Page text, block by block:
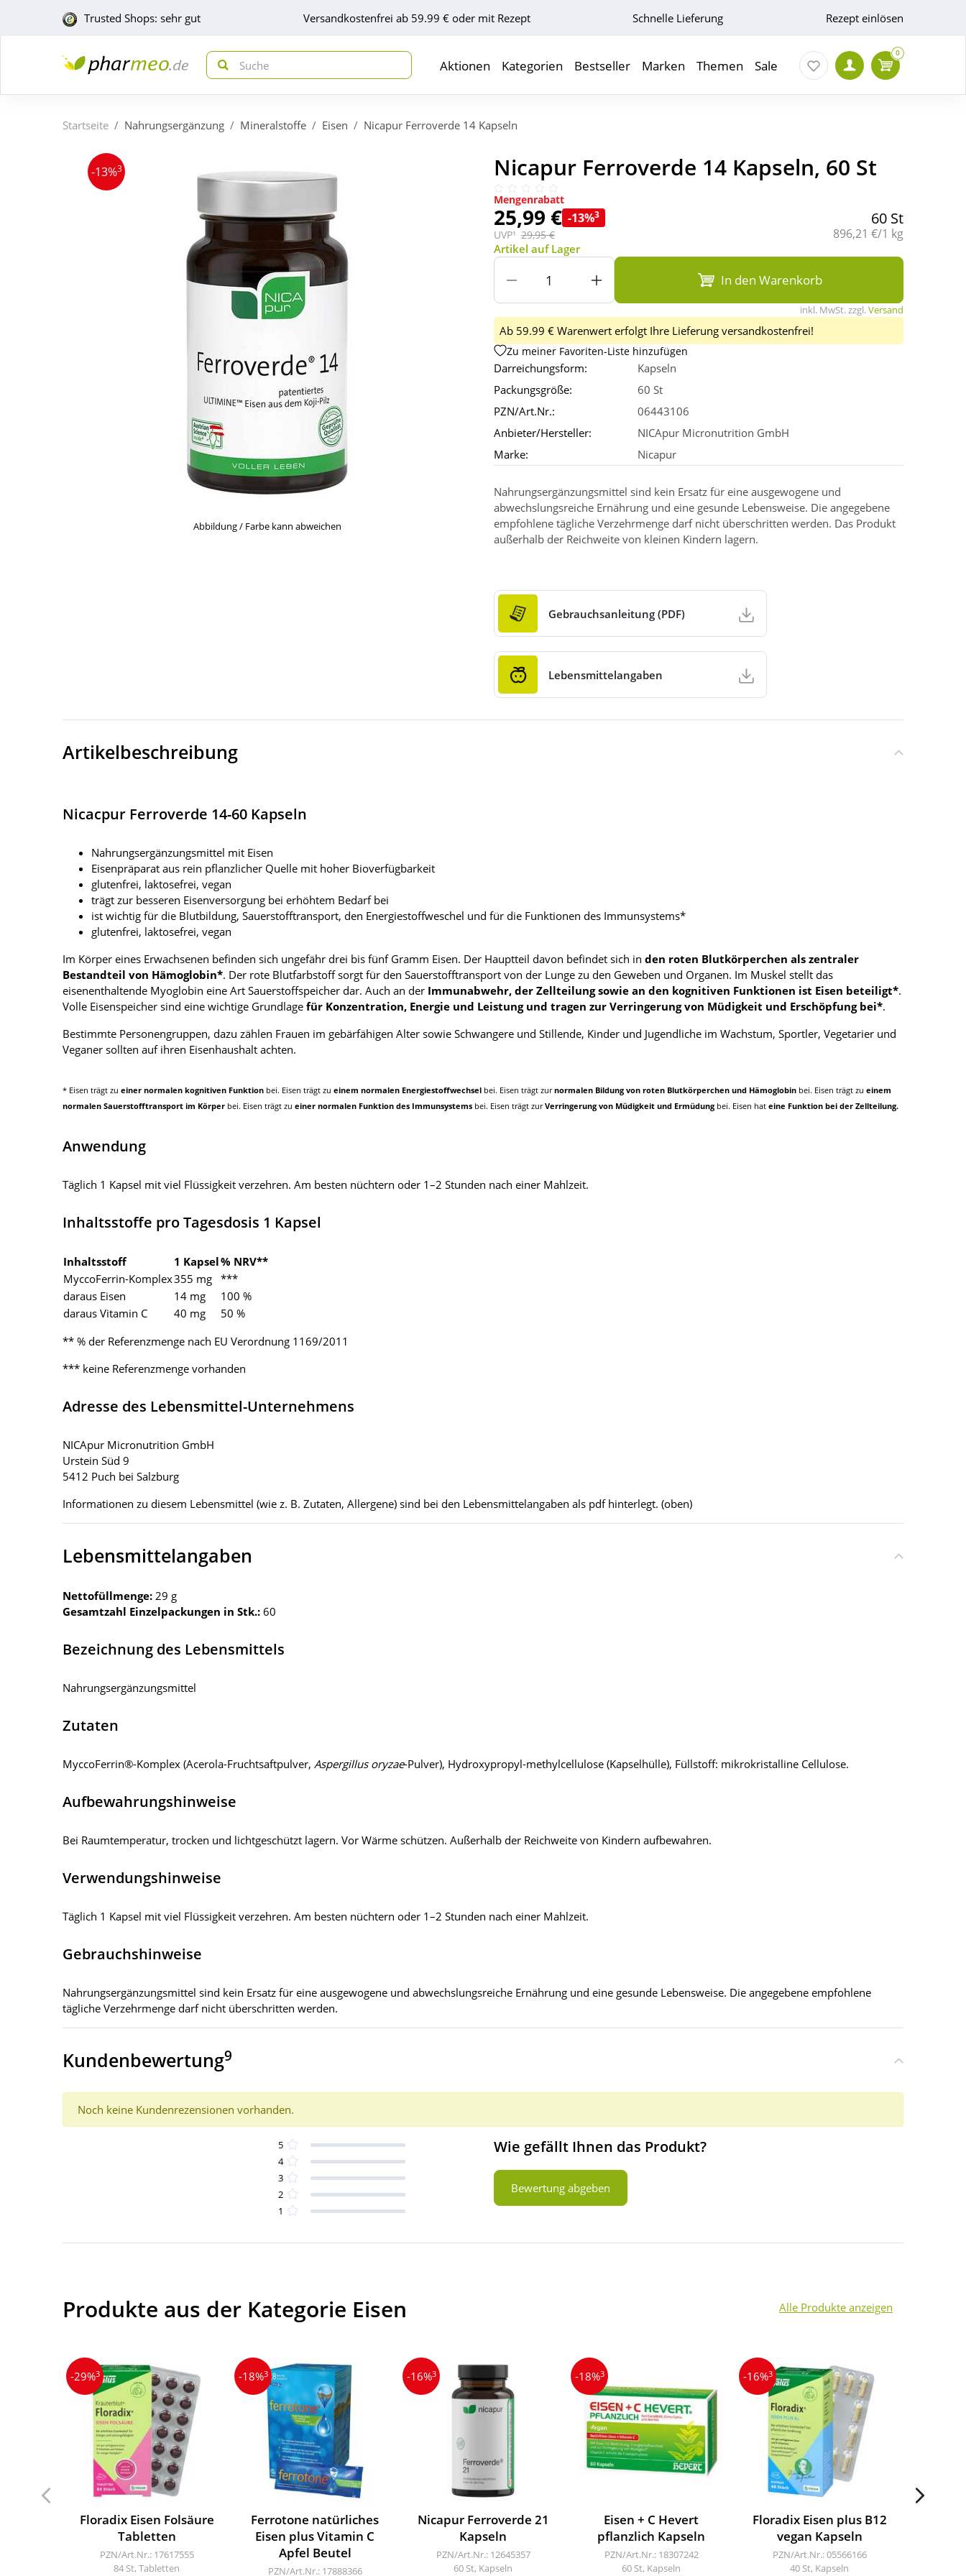
Trusted Shops: sehr gut Versandkostenfrei ab 59.99 € oder mit Rezept Schnelle Lieferung Rezept einlösen
Aktionen Kategorien Bestseller Marken Themen Sale
0
Startseite Nahrungsergänzung Mineralstoffe Eisen Nicapur Ferroverde 14 Kapseln
-13%3
Abbildung / Farbe kann abweichen
Nicapur Ferroverde 14 Kapseln, 60 St
Mengenrabatt
25,99 € -13%3
UVP¹ 29,95 €
60 St
Grundpreis:
896,21 €/1 kg
Artikel auf Lager
In den Warenkorb
inkl. MwSt. zzgl.Versand
Ab 59.99 € Warenwert erfolgt Ihre Lieferung versandkostenfrei!
Zu meiner Favoriten-Liste hinzufügen
Darreichungsform:
Kapseln
Packungsgröße:
60 St
PZN/Art.Nr.:
06443106
Anbieter/Hersteller:
NICApur Micronutrition GmbH
Marke:
Nicapur
Nahrungsergänzungsmittel sind kein Ersatz für eine ausgewogene und
abwechslungsreiche Ernährung und eine gesunde Lebensweise. Die angegebene
empfohlene tägliche Verzehrmenge darf nicht überschritten werden. Das Produkt
außerhalb der Reichweite von kleinen Kindern lagern.
Gebrauchsanleitung (PDF)
Lebensmittelangaben
Artikelbeschreibung
Nicacpur Ferroverde 14-60 Kapseln
Nahrungsergänzungsmittel mit Eisen
Eisenpräparat aus rein pflanzlicher Quelle mit hoher Bioverfügbarkeit
glutenfrei, laktosefrei, vegan
trägt zur besseren Eisenversorgung bei erhöhtem Bedarf bei
ist wichtig für die Blutbildung, Sauerstofftransport, den Energiestoffweschel und für die Funktionen des Immunsystems*
glutenfrei, laktosefrei, vegan
Im Körper eines Erwachsenen befinden sich ungefähr drei bis fünf Gramm Eisen. Der Hauptteil davon befindet sich in den roten Blutkörperchen als zentraler
Bestandteil von Hämoglobin*. Der rote Blutfarbstoff sorgt für den Sauerstofftransport von der Lunge zu den Geweben und Organen. Im Muskel stellt das
eisenenthaltende Myoglobin eine Art Sauerstoffspeicher dar. Auch an der Immunabwehr, der Zellteilung sowie an den kognitiven Funktionen ist Eisen beteiligt*.
Volle Eisenspeicher sind eine wichtige Grundlage für Konzentration, Energie und Leistung und tragen zur Verringerung von Müdigkeit und Erschöpfung bei*.
Bestimmte Personengruppen, dazu zählen Frauen im gebärfähigen Alter sowie Schwangere und Stillende, Kinder und Jugendliche im Wachstum, Sportler, Vegetarier und
Veganer sollten auf ihren Eisenhaushalt achten.
* Eisen trägt zu einer normalen kognitiven Funktion bei. Eisen trägt zu einem normalen Energiestoffwechsel bei. Eisen trägt zurnormalen Bildung von roten Blutkörperchen und Hämoglobin bei. Eisen trägt zu einem
normalen Sauerstofftransport im Körper bei. Eisen trägt zu einer normalen Funktion des Immunsystems bei. Eisen trägt zurVerringerung von Müdigkeit und Ermüdung bei. Eisen hat eine Funktion bei der Zellteilung.
Anwendung
Täglich 1 Kapsel mit viel Flüssigkeit verzehren. Am besten nüchtern oder 1–2 Stunden nach einer Mahlzeit.
Inhaltsstoffe pro Tagesdosis 1 Kapsel
Inhaltsstoff 1 Kapsel% NRV**
MyccoFerrin-Komplex355 mg ***
daraus Eisen
14 mg
100 %
daraus Vitamin C
40 mg
50 %
** % der Referenzmenge nach EU Verordnung 1169/2011
*** keine Referenzmenge vorhanden
Adresse des Lebensmittel-Unternehmens
NICApur Micronutrition GmbH
Urstein Süd 9
5412 Puch bei Salzburg
Informationen zu diesem Lebensmittel (wie z. B. Zutaten, Allergene) sind bei den Lebensmittelangaben als pdf hinterlegt. (oben)
Lebensmittelangaben
Nettofüllmenge: 29 g
Gesamtzahl Einzelpackungen in Stk.: 60
Bezeichnung des Lebensmittels
Nahrungsergänzungsmittel
Zutaten
MyccoFerrin®-Komplex (Acerola-Fruchtsaftpulver, Aspergillus oryzae-Pulver), Hydroxypropyl-methylcellulose (Kapselhülle), Füllstoff: mikrokristalline Cellulose.
Aufbewahrungshinweise
Bei Raumtemperatur, trocken und lichtgeschützt lagern. Vor Wärme schützen. Außerhalb der Reichweite von Kindern aufbewahren.
Verwendungshinweise
Täglich 1 Kapsel mit viel Flüssigkeit verzehren. Am besten nüchtern oder 1–2 Stunden nach einer Mahlzeit.
Gebrauchshinweise
Nahrungsergänzungsmittel sind kein Ersatz für eine ausgewogene und abwechslungsreiche Ernährung und eine gesunde Lebensweise. Die angegebene empfohlene
tägliche Verzehrmenge darf nicht überschritten werden.
Kundenbewertung9
Noch keine Kundenrezensionen vorhanden.
5
4
3
2
1
Wie gefällt Ihnen das Produkt?
Bewertung abgeben
Produkte aus der Kategorie Eisen Alle Produkte anzeigen
-29%3
Floradix Eisen Folsäure
Tabletten
PZN/Art.Nr.: 17617555
84 St, Tabletten
-18%3
Ferrotone natürliches
Eisen plus Vitamin C
Apfel Beutel
PZN/Art.Nr.: 17888366
-16%3
Nicapur Ferroverde 21
Kapseln
PZN/Art.Nr.: 12645357
60 St, Kapseln
-18%3
Eisen + C Hevert
pflanzlich Kapseln
PZN/Art.Nr.: 18307242
60 St, Kapseln
-16%3
Floradix Eisen plus B12
vegan Kapseln
PZN/Art.Nr.: 05566166
40 St, Kapseln